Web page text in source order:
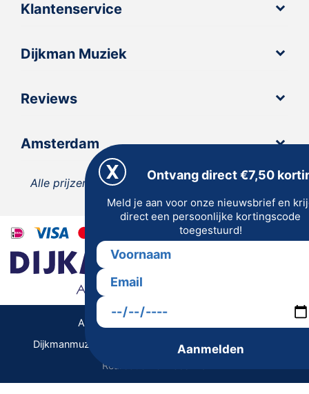
Klantenservice
Dijkman Muziek
Reviews
Amsterdam
Alle prijzen zijn inclusief 21% BTW, tenzij anders
vermeld.
Dijkmanmuziek 2026 © | Alle rechten voorbehouden
Realisatie De Websmid
Algemene Voorwaarden | Privacy
Ontvang direct €7,50
Meld je aan voor onze nieuwsbrief en
direct een persoonlijke kortingscode
toegestuurd!
Aanmelden